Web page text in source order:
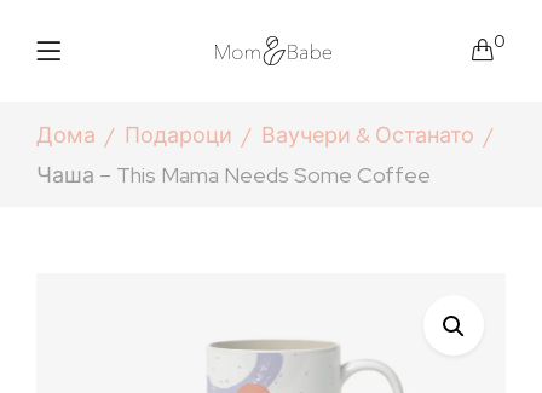
0
Дома Подароци
Ваучери & Останато
Чаша – This Mama Needs Some Coffee